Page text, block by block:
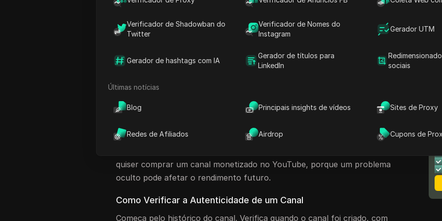
Verificador de Shadowban do
Twitter
Verificador de Nomes do
Instagram
Gerador UTM
Gerador de hashtags com IA
Gerador de títulos para
LinkedIn
sociais
Últimas notícias
Blog Principais insights de vídeos Sites de Proxy
Redes de Afiliados Airdrop Cupons de
cuidadoso. Este guia mostra-lhe o que deve verificar antes de pagar,
como comparar ofertas e como proteger o seu investimento após a
compra.
YouTube
Antes de comprar canais do YouTube, não olhe apenas para o número de
fraco. Tens de verificar se o público é real, se o conteúdo é seguro e se o
quiser comprar um canal monetizado no YouTube, porque um problema
oculto pode afetar o rendimento futuro.
Como Verificar a Autenticidade de um Canal
Começa pelo histórico do canal. Verifica quando o canal foi criado, com